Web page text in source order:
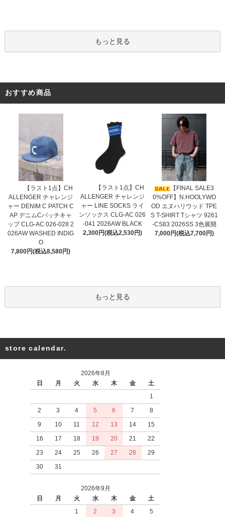
もっと見る
おすすめ商品
【ラスト1点】CH
ALLENGER チャレンジ
ャー DENIM C PATCH C
AP デニムCパッチキャ
ップ CLG-AC 026-028 2
026AW WASHED INDIG
O
7,800円(税込8,580円)
【ラスト1点】CH
ALLENGER チャレンジ
ャー LINE SOCKS ライ
ンソックス CLG-AC 026
-041 2026AW BLACK
2,300円(税込2,530円)
【FINAL SALE3
0%OFF】N.HOOLYWO
OD エヌハリウッド TPE
S T-SHIRT Tシャツ 9261
-CS83 2026SS 3色展開
7,000円(税込7,700円)
もっと見る
store calendar.
2026年8月
日
月 火 水 木 金
土
1
2
3 4 5 6 7
8
9
10 11 12 13 14
15
16
17 18 19 20 21
22
23
24 25 26 27 28
29
30
31
2026年9月
日
月 火 水 木 金
土
1
2 3 4
5